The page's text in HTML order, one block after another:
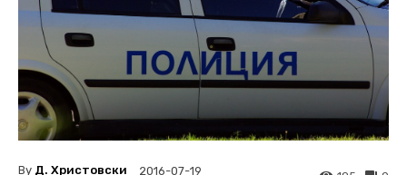
By Д. Христовски 2016-07-19